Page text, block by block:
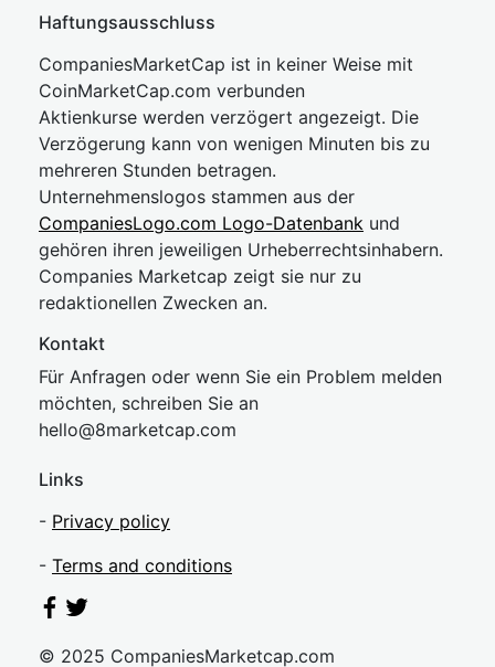
Haftungsausschluss
CompaniesMarketCap ist in keiner Weise mit
CoinMarketCap.com verbunden
Aktienkurse werden verzögert angezeigt. Die
Verzögerung kann von wenigen Minuten bis zu
mehreren Stunden betragen.
Unternehmenslogos stammen aus der
CompaniesLogo.com Logo-Datenbank und
gehören ihren jeweiligen Urheberrechtsinhabern.
Companies Marketcap zeigt sie nur zu
redaktionellen Zwecken an.
Kontakt
Für Anfragen oder wenn Sie ein Problem melden
möchten, schreiben Sie an
hello@8marketcap.com
Links
- Privacy policy
- Terms and conditions
© 2025 CompaniesMarketcap.com